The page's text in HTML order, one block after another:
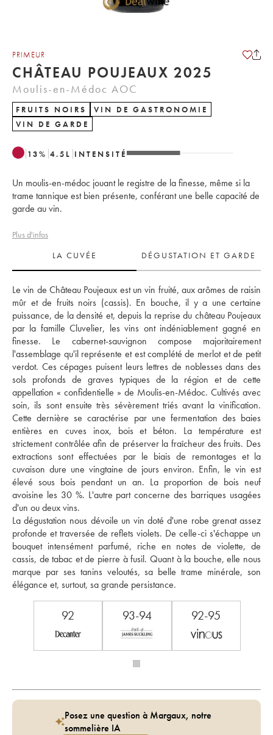
PRIMEUR
CHÂTEAU POUJEAUX 2025
Moulis-en-Médoc AOC
FRUITS NOIRS
VIN DE GASTRONOMIE
VIN DE GARDE
13% 4.5 L INTENSITÉ
Un moulis-en-médoc jouant le registre de la finesse, même si la
trame tannique est bien présente, conférant une belle capacité de
garde au vin.
Plus d'infos
LA CUVÉE
DÉGUSTATION ET GARDE
Le vin de Château Poujeaux est un vin fruité, aux arômes de raisin
mûr et de fruits noirs (cassis). En bouche, il y a une certaine
puissance, de la densité et, depuis la reprise du château Poujeaux
par la famille Cluvelier, les vins ont indéniablement gagné en
finesse. Le cabernet-sauvignon compose majoritairement
l'assemblage qu'il représente et est complété de merlot et de petit
verdot. Ces cépages puisent leurs lettres de noblesses dans des
sols profonds de graves typiques de la région et de cette
appellation « confidentielle » de Moulis-en-Médoc. Cultivés avec
soin, ils sont ensuite très sévèrement triés avant la vinification.
Cette dernière se caractérise par une fermentation des baies
entières en cuves inox, bois et béton. La température est
strictement contrôlée afin de préserver la fraîcheur des fruits. Des
extractions sont effectuées par le biais de remontages et la
cuvaison dure une vingtaine de jours environ. Enfin, le vin est
élevé sous bois pendant un an. La proportion de bois neuf
avoisine les 30 %. L'autre part concerne des barriques usagées
d'un ou deux vins.
La dégustation nous dévoile un vin doté d'une robe grenat assez
profonde et traversée de reflets violets. De celle-ci s'échappe un
bouquet intensément parfumé, riche en notes de violette, de
cassis, de tabac et de pierre à fusil. Quant à la bouche, elle nous
marque par ses tanins veloutés, sa belle trame minérale, son
élégance et, surtout, sa grande persistance.
92 93-94 92-95
Posez une question à Margaux, notre
sommelière IA